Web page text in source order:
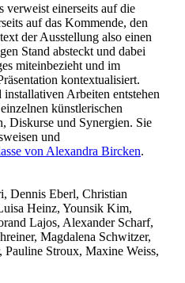
verweist einerseits auf die
auf das Kommende, den
der Ausstellung also einen
Stand absteckt und dabei
miteinbezieht und im
kontextualisiert.
Arbeiten entstehen
künstlerischen
Diskurse und Synergien. Sie
und
von Alexandra Bircken.
Dennis Eberl, Christian
Heinz, Younsik Kim,
Lajos, Alexander Scharf,
Magdalena Schwitzer,
Pauline Stroux, Maxine Weiss,